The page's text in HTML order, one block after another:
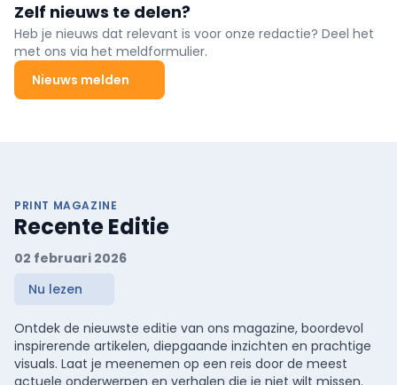
Zelf nieuws te delen?
Heb je nieuws dat relevant is voor onze redactie? Deel het
met ons via het meldformulier.
Nieuws melden
PRINT MAGAZINE
Recente Editie
02 februari 2026
Nu lezen
Ontdek de nieuwste editie van ons magazine, boordevol
inspirerende artikelen, diepgaande inzichten en prachtige
visuals. Laat je meenemen op een reis door de meest